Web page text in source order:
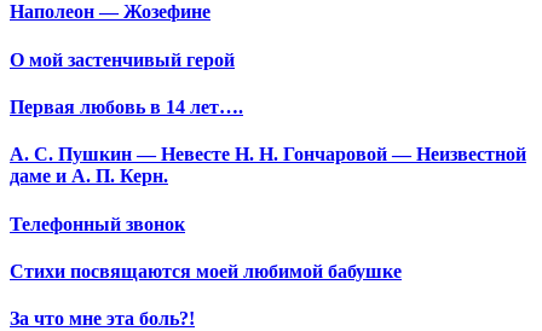
Наполеон — Жозефине
О мой застенчивый герой
Первая любовь в 14 лет….
А. С. Пушкин — Невесте Н. Н. Гончаровой — Неизвестной
даме и А. П. Керн.
Телефонный звонок
Стихи посвящаются моей любимой бабушке
За что мне эта боль?!